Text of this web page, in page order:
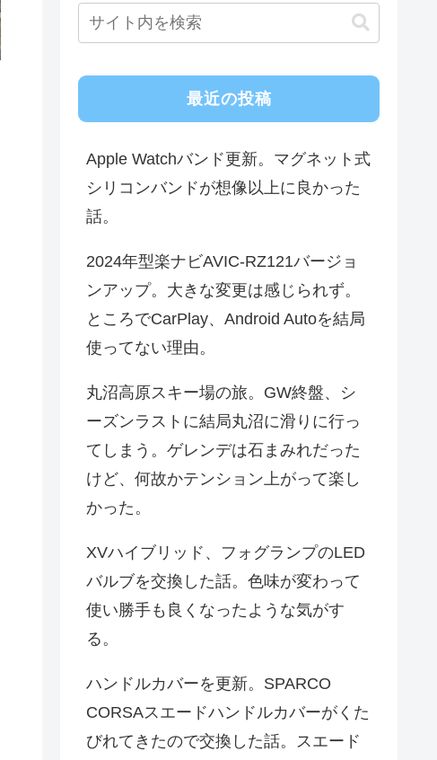
最近の投稿
Apple Watchバンド更新。マグネット式
シリコンバンドが想像以上に良かった
話。
2024年型楽ナビAVIC-RZ121バージョ
ンアップ。大きな変更は感じられず。
ところでCarPlay、Android Autoを結局
使ってない理由。
丸沼高原スキー場の旅。GW終盤、シ
ーズンラストに結局丸沼に滑りに行っ
てしまう。ゲレンデは石まみれだった
けど、何故かテンション上がって楽し
かった。
XVハイブリッド、フォグランプのLED
バルブを交換した話。色味が変わって
使い勝手も良くなったような気がす
る。
ハンドルカバーを更新。SPARCO
CORSAスエードハンドルカバーがくた
びれてきたので交換した話。スエード